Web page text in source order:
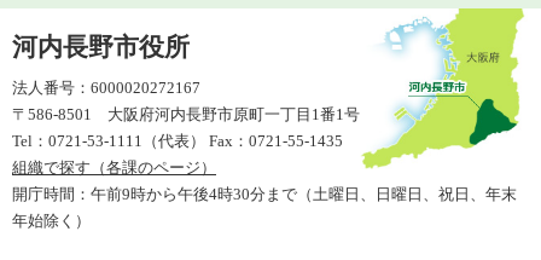
河内長野市役所
法人番号：6000020272167
〒586-8501 大阪府河内長野市原町一丁目1番1号
Tel：0721-53-1111（代表） Fax：0721-55-1435
組織で探す（各課のページ）
開庁時間：午前9時から午後4時30分まで（土曜日、日曜日、祝日、年末
年始除く）